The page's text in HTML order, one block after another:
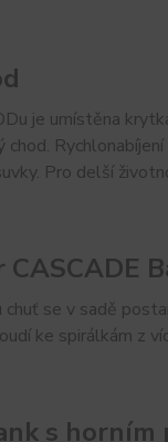
je umístěna
Rychlonabíjení
Pro delší
se v sadě
ke spirálkám z
s horním